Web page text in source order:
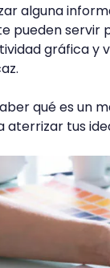
alguna
pueden servir
gráfica y
qué es un
aterrizar tus